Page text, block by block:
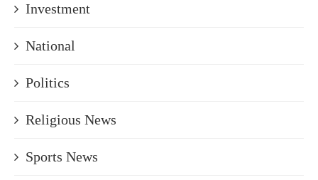
Investment
National
Politics
Religious News
Sports News